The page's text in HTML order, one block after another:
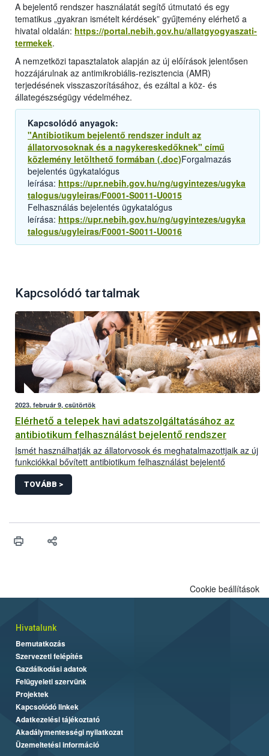
A bejelentő rendszer használatát segítő útmutató és egy
tematikus „gyakran ismételt kérdések” gyűjtemény elérhető a
hivatal oldalán: https://portal.nebih.gov.hu/allatgyogyaszati-
termekek.
A nemzetközi tapasztalatok alapján az új előírások jelentősen
hozzájárulnak az antimikrobiális-rezisztencia (AMR)
terjedésének visszaszorításához, és ezáltal a köz- és
állategészségügy védelméhez.
Kapcsolódó anyagok:
"Antibiotikum bejelentő rendszer indult az
állatorvosoknak és a nagykereskedőknek" című
közlemény letölthető formában (.doc)Forgalmazás
bejelentés ügykatalógus
leírása: https://upr.nebih.gov.hu/ng/ugyintezes/ugyka
talogus/ugyleiras/F0001-S0011-U0015
Felhasználás bejelentés ügykatalógus
leírása: https://upr.nebih.gov.hu/ng/ugyintezes/ugyka
talogus/ugyleiras/F0001-S0011-U0016
Kapcsolódó tartalmak
2023. február 9, csütörtök
Elérhető a telepek havi adatszolgáltatásához az
antibiotikum felhasználást bejelentő rendszer
Ismét használhatják az állatorvosok és meghatalmazottjaik az új
funkciókkal bővített antibiotikum felhasználást bejelentő
rendszert. Az antibiotikum-hatóanyagú állatgyógyászati
készítmények nagykereskedői hamarosan, a fejlesztés második
ütemének lezárásakor tölthetik majd fel éves jelentésüket.
TOVÁBB >
Cookie beállítások
Hivatalunk
Bemutatkozás
Szervezeti felépítés
Gazdálkodási adatok
Felügyeleti szervünk
Projektek
Kapcsolódó linkek
Adatkezelési tájékoztató
Akadálymentességi nyilatkozat
Üzemeltetési információ